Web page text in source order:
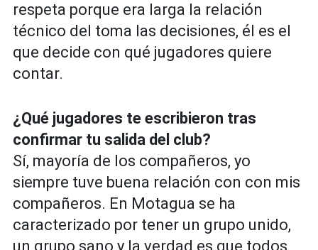
respeta porque era larga la relación
técnico del toma las decisiones, él es el
que decide con qué jugadores quiere
contar.
¿Qué jugadores te escribieron tras
confirmar tu salida del club?
Sí, mayoría de los compañeros, yo
siempre tuve buena relación con con mis
compañeros. En Motagua se ha
caracterizado por tener un grupo unido,
un grupo sano y la verdad es que todos